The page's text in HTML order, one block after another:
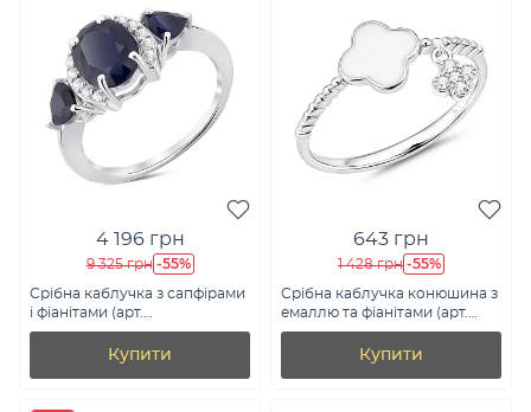
4 196 грн
9 325 грн -55%
Срібна каблучка з сапфірами
і фіанітами (арт.
7501/2098386Спс)
Купити
643 грн
1 428 грн -55%
Срібна каблучка конюшина з
емаллю та фіанітами (арт.
7501/8672/7еб)
Купити